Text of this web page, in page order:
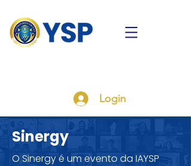
Login
Sinergy
O Sinergy é um evento da IAYSP